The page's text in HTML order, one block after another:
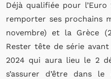
Déjà qualifiée pour
remporter ses prochains
novembre) et la Grèce
Rester tête de série
2024 qui aura lieu le 2
s’assurer d’être dans le